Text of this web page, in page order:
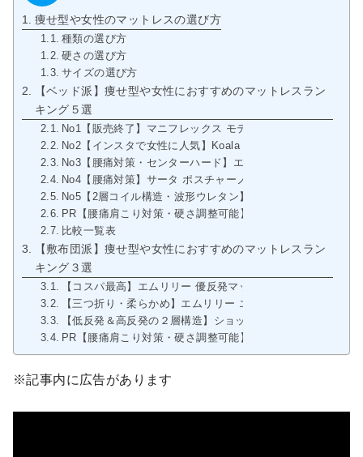
痩せ型や女性のマットレスの選び方
種類の選び方
硬さの選び方
サイズの選び方
【ベッド派】痩せ型や女性におすすめのマットレスラン
キング５選
No1【販売終了】マニフレックス モデルローマ
No2【インスタで女性に人気】Koala Sleep オリジナルコア
No3【腰痛対策・センターハード】エムリリー ハイブリッド
No4【腰痛対策】サータ ポスチャーノーマル 9インチ
No5【2層コイル構造・波形ウレタン】ニトリ Nスリーププ
PR【腰痛肩こり対策・硬さ調整可能】くじらマットレス ベ
比較一覧表
【敷布団派】痩せ型や女性におすすめのマットレスラン
キング３選
【コスパ最高】エムリリー 優反発マットレス11cm
【三つ折り・柔らかめ】エムリリー エコヘルス三つ折り9cm
【低反発＆高反発の２層構造】ショップジャパン トゥルー
PR【腰痛肩こり対策・硬さ調整可能】くじらマットレス 三
※記事内に広告があります